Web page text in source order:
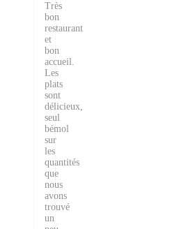
Très
bon
restaurant
et
bon
accueil.
Les
plats
sont
délicieux,
seul
bémol
sur
les
quantités
que
nous
avons
trouvé
un